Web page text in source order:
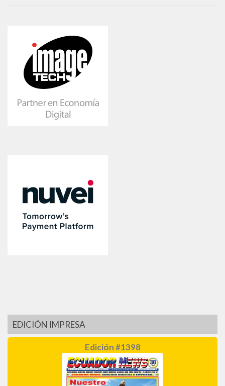
EDICIÓN IMPRESA
Edición #1398